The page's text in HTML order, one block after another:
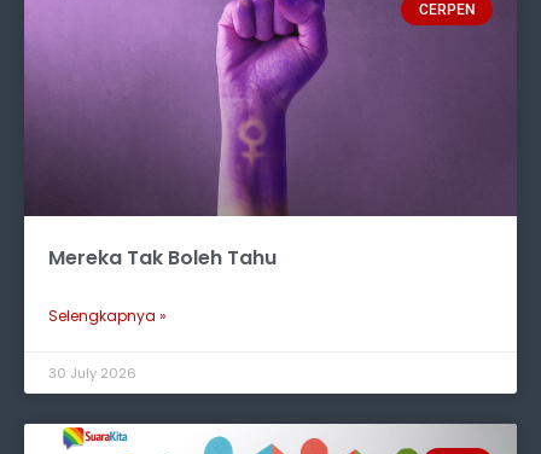
CERPEN
Mereka Tak Boleh Tahu
Selengkapnya »
30 July 2026